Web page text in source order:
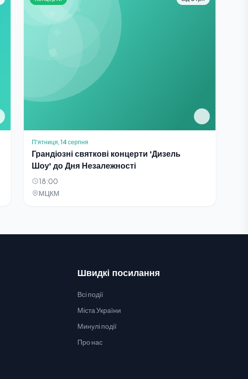
П'ятниця, 14 серпня
Грандіозні святкові концерти 'Дизель
Шоу' до Дня Незалежності
18:00
МЦКМ
Швидкі посилання
Всі події
Міста України
Минулі події
Про нас